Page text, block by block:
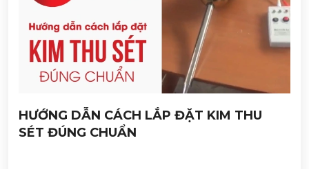
HƯỚNG DẪN CÁCH LẮP ĐẶT KIM THU
SÉT ĐÚNG CHUẨN